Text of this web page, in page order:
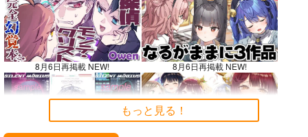
8月6日再掲載 NEW! 8月6日再掲載 NEW!
もっと見る！